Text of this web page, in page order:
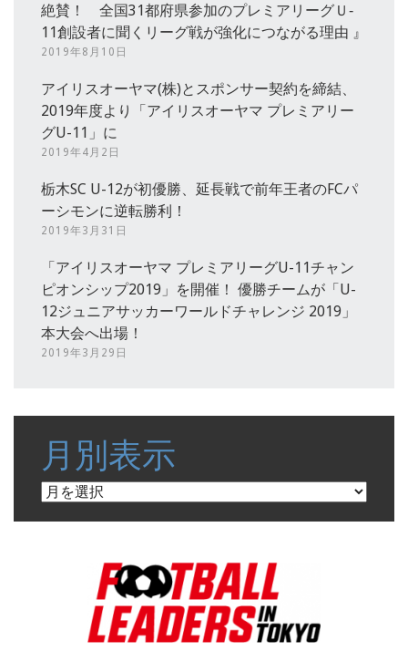
絶賛！ 全国31都府県参加のプレミアリーグＵ‐
11創設者に聞くリーグ戦が強化につながる理由 』
2019年8月10日
アイリスオーヤマ(株)とスポンサー契約を締結、
2019年度より「アイリスオーヤマ プレミアリー
グU-11」に
2019年4月2日
栃木SC U-12が初優勝、延長戦で前年王者のFCパ
ーシモンに逆転勝利！
2019年3月31日
「アイリスオーヤマ プレミアリーグU-11チャン
ピオンシップ2019」を開催！ 優勝チームが「U-
12ジュニアサッカーワールドチャレンジ 2019」
本大会へ出場！
2019年3月29日
月別表示
月